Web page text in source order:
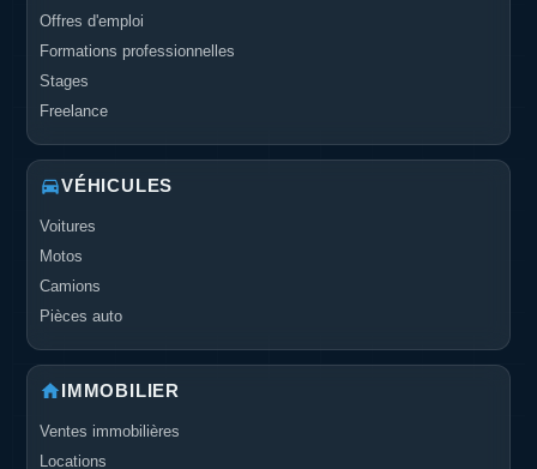
Offres d'emploi
Formations professionnelles
Stages
Freelance
VÉHICULES
Voitures
Motos
Camions
Pièces auto
IMMOBILIER
Ventes immobilières
Locations